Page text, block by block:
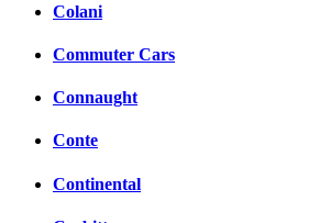
Colani
Commuter Cars
Connaught
Conte
Continental